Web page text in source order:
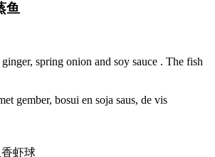
鱼
ginger, spring onion and soy sauce . The fish
gember, bosui en soja saus, de vis